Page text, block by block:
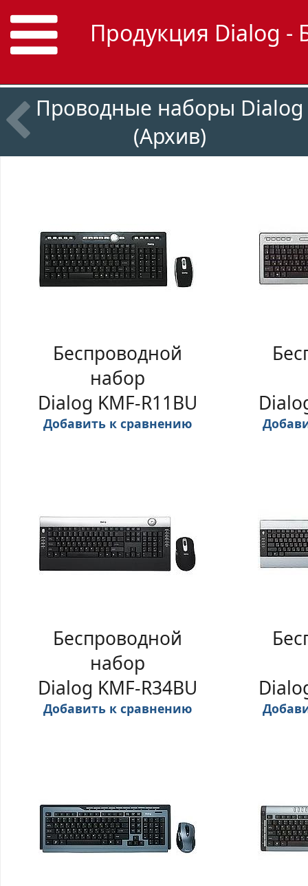
Продукция Dialog -
Проводные наборы Dialog
(Архив)
Беспроводной
набор
Dialog KMF-R11BU
Добавить к сравнению
Беспроводной
набор
Dialog KMF-R34BU
Добавить к сравнению